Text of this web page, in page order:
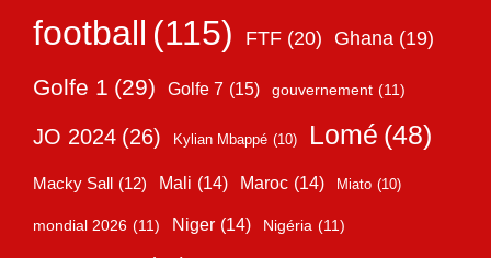
football (115) FTF (20) Ghana (19)
Golfe 1 (29) Golfe 7 (15) gouvernement (11)
JO 2024 (26) Kylian Mbappé (10) Lomé (48)
Macky Sall (12) Mali (14) Maroc (14) Miato (10)
mondial 2026 (11) Niger (14) Nigéria (11)